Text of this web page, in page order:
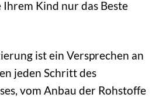
Ihrem Kind nur das Beste
ist ein Versprechen an
jeden Schritt des
vom Anbau der Rohstoffe